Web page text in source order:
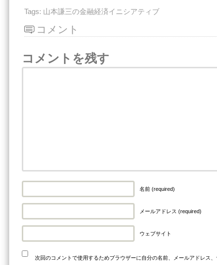
Tags: 山本謙三の金融経済イニシアティブ
コメント
コメントを残す
名前 (required)
メールアドレス (required)
ウェブサイト
次回のコメントで使用するためブラウザーに自分の名前、メールアドレス